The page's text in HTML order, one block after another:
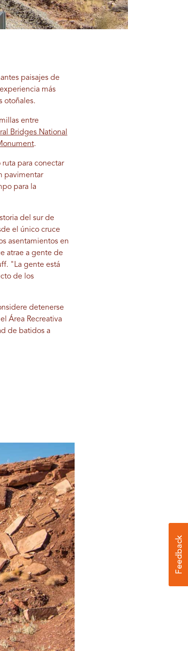
paisajes de
más
otoñales.
entre
Bridges National
.
para conectar
pavimentar
para la
del sur de
el único cruce
asentamientos en
atrae a gente de
"La gente está
de los
detenerse
Área Recreativa
de batidos a